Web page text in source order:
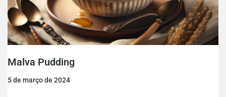
Malva Pudding
5 de março de 2024